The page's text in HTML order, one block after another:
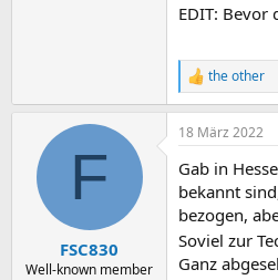
EDIT:
R
e
a
k
i
o
e
n
:
the other
F
FSC830
Well-known member
18 März 2022
Gab in
bekannt
bezogen,
Soviel zur
Ganz